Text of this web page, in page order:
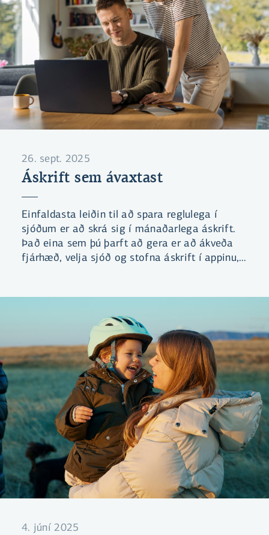
26. sept. 2025
Áskrift sem ávaxtast
Einfaldasta leiðin til að spara reglulega í
sjóðum er að skrá sig í mánaðarlega áskrift.
Það eina sem þú þarft að gera er að ákveða
fjárhæð, velja sjóð og stofna áskrift í appinu,
4. júní 2025